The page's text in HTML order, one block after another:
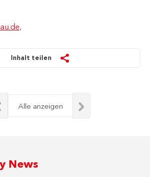
Inhalt teilen
Alle anzeigen
News